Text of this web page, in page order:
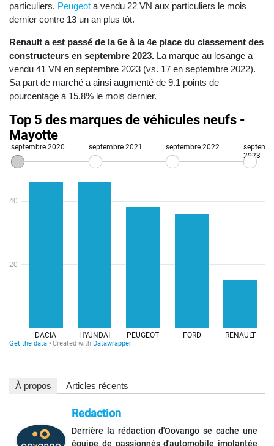
particuliers. Peugeot a vendu 22 VN aux particuliers le mois
dernier contre 13 un an plus tôt.
Renault a est passé de la 6e à la 4e place du classement des
constructeurs en septembre 2023. La marque au losange a
vendu 41 VN en septembre 2023 (vs. 17 en septembre 2022).
Sa part de marché a ainsi augmenté de 9.1 points de
pourcentage à 15.8% le mois dernier.
À propos Articles récents
Redaction
Derrière la rédaction d'Oovango se cache une
équipe de passionnés d'automobile implantée